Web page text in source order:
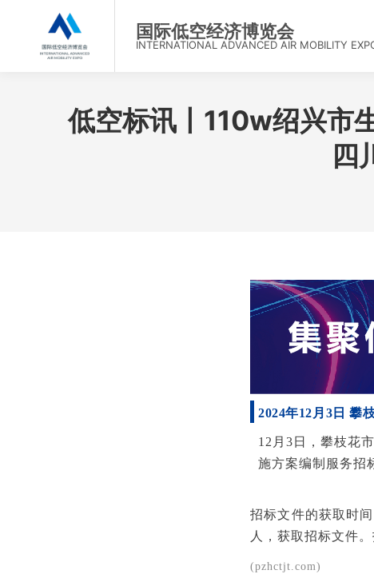
国际低空经济博览会
INTERNATIONAL ADVANCED AIR MOBILITY
低空标讯丨110w绍兴市
四
2024年12月3日 攀
12月3日，攀枝花
施方案编制服务招
招标文件的获取时
人，获取招标文件
(pzhctjt.com)